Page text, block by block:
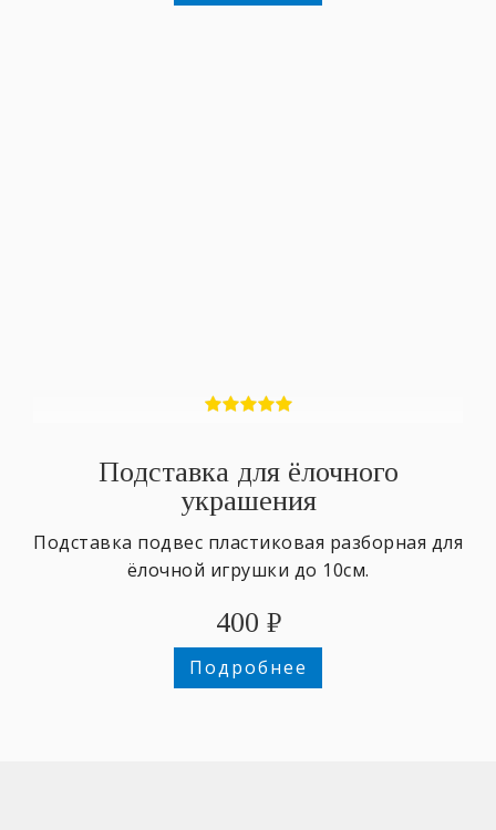
Подставка для ёлочного
украшения
Подставка подвес пластиковая разборная для
ёлочной игрушки до 10см.
400 ₽
Подробнее